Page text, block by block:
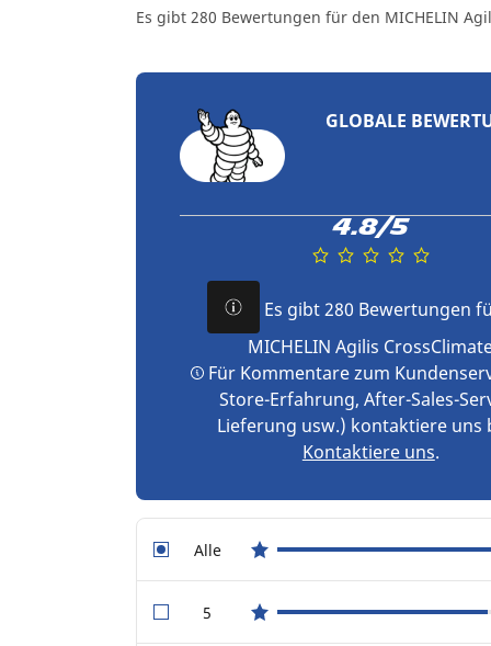
Es gibt 280 Bewertungen für den MICHELIN
GLOBALE
4.8/5
Es gibt 280 Bewertungen
MICHELIN Agilis
Für Kommentare zum
Store-Erfahrung, After-Sales-
Lieferung usw.) kontaktiere uns
Kontaktiere uns.
Allestar reviews
5star reviews